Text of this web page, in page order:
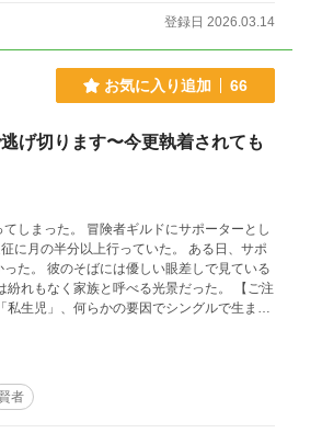
登録日 2026.03.14
お気に入り追加 66
げ切ります〜今更執着されても
サポーターとし
に月の半分以上行っていた。 ある日、サポ
た。 彼のそばには優しい眼差しで見ている
なく家族と呼べる光景だった。 【ご注
生児」、何らかの要因でシングルで生まれ
ますので実際とは異なります。 また、作者
します。 ※作者の脳内異世界のお話です。
す。
者